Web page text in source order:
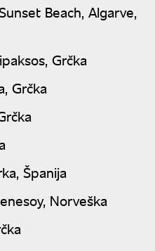
Beach, Algarve,
Grčka
Grčka
Španija
Norveška